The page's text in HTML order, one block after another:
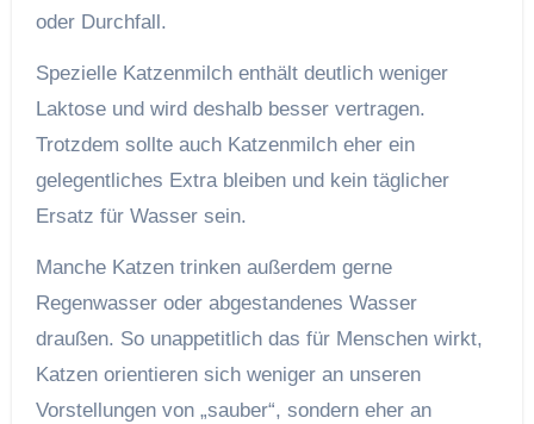
oder Durchfall.
Spezielle Katzenmilch enthält deutlich weniger
Laktose und wird deshalb besser vertragen.
Trotzdem sollte auch Katzenmilch eher ein
gelegentliches Extra bleiben und kein täglicher
Ersatz für Wasser sein.
Manche Katzen trinken außerdem gerne
Regenwasser oder abgestandenes Wasser
draußen. So unappetitlich das für Menschen wirkt,
Katzen orientieren sich weniger an unseren
Vorstellungen von „sauber“, sondern eher an